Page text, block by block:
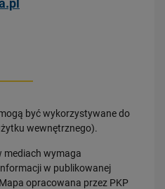
być wykorzystywane do
wewnętrznego).
mediach wymaga
w publikowanej
opracowana przez PKP